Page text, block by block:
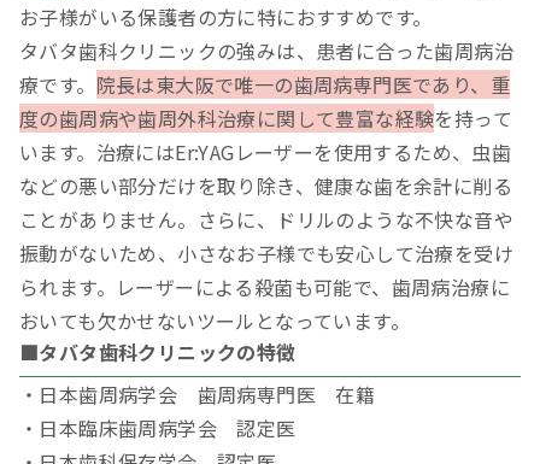
お子様がいる保護者の方に特におすすめです。
タバタ歯科クリニックの強みは、患者に合った歯周病治
療です。 院長は東大阪で唯一の歯周病専門医であり、重
度の歯周病や歯周外科治療に関して豊富な経験を持って
います。治療にはEr:YAGレーザーを使用するため、虫歯
などの悪い部分だけを取り除き、健康な歯を余計に削る
ことがありません。さらに、ドリルのような不快な音や
振動がないため、小さなお子様でも安心して治療を受け
られます。レーザーによる殺菌も可能で、歯周病治療に
おいても欠かせないツールとなっています。
■タバタ歯科クリニックの特徴
・日本歯周病学会 歯周病専門医 在籍
・日本臨床歯周病学会 認定医